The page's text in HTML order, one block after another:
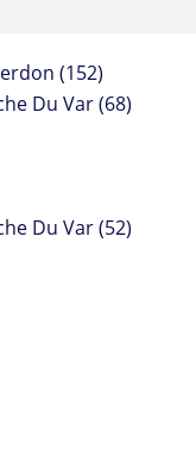
(152)
Du Var(68)
Du Var(52)